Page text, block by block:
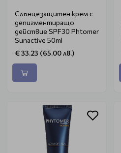
Слънцезащитен крем с
депигментиращо
действие SPF30 Phtomer
Sunactive 50ml
€ 33.23 (65.00 лв.)